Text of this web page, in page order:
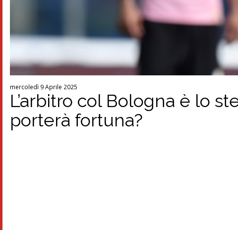
mercoledì 9 Aprile 2025
L’arbitro col Bologna è lo
porterà fortuna?